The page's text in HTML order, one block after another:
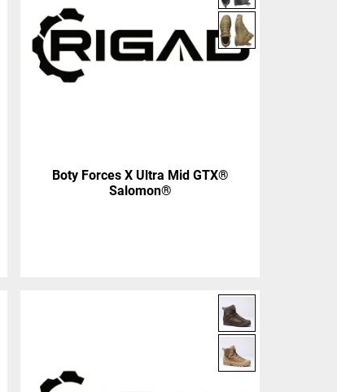
Boty Forces X Ultra Mid GTX®
Salomon®